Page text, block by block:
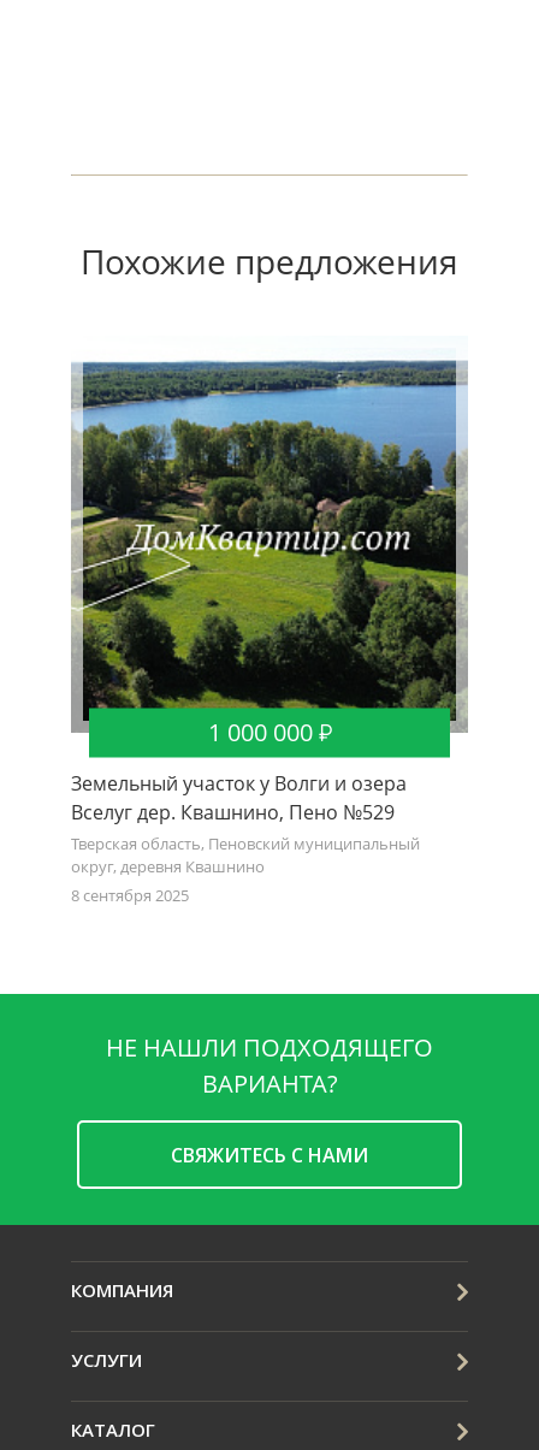
Похожие предложения
1 000 000
Земельный участок у Волги и озера
Вселуг дер. Квашнино, Пено №529
Тверская область, Пеновский муниципальный
округ, деревня Квашнино
8 сентября 2025
НЕ НАШЛИ ПОДХОДЯЩЕГО
ВАРИАНТА?
CВЯЖИТЕСЬ С НАМИ
КОМПАНИЯ
УСЛУГИ
КАТАЛОГ